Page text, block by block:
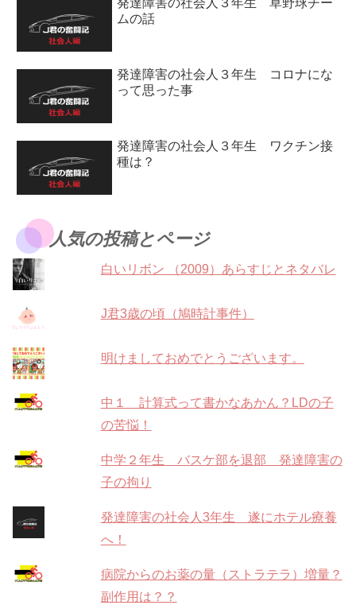
発達障害の社会人３年生 草野球チー
ムの話
発達障害の社会人３年生 コロナにな
って思った事
発達障害の社会人３年生 ワクチン接
種は？
人気の投稿とページ
白いリボン （2009）あらすじとネタバレ
J君3歳の頃（鳩時計事件）
明けましておめでとうございます。
中１ 計算式って書かなあかん？LDの子
の苦悩！
中学２年生 バスケ部を退部 発達障害の
子の拘り
発達障害の社会人3年生 遂にホテル療養
へ！
病院からのお薬の量（ストラテラ）増量？
副作用は？？